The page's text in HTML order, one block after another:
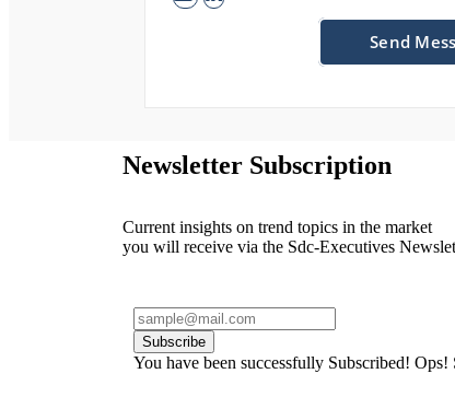
Send
Newsletter Subscription
Current insights on trend topics in the market
you will receive via the Sdc-Executives
Subscribe
You have been successfully Subscribed! Ops!